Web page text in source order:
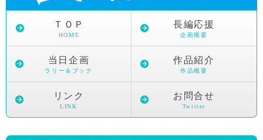
ＴＯＰ
HOME
長編応援
企画概要
当日企画
ラリー＆ブック
作品紹介
作品概要
リンク
LINK
お問合せ
Twitter